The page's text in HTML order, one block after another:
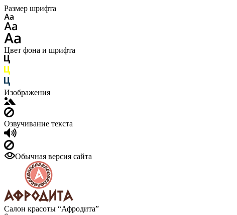
Размер шрифта
Цвет фона и шрифта
Изображения
Озвучивание текста
Обычная версия сайта
Салон красоты “Афродита”